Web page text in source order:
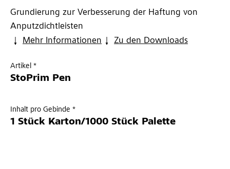
Grundierung zur Verbesserung der Haftung von
Anputzdichtleisten
Mehr Informationen
Zu den Downloads
Artikel *
StoPrim Pen
Inhalt pro Gebinde *
1 Stück Karton/1000 Stück Palette